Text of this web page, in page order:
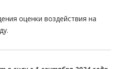
оценки воздействия на